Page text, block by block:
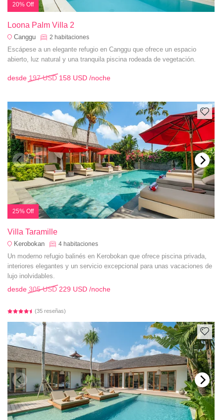
20% Off
Loona Palm Villa 2
Canggu 2 habitaciones
Escápese a un elegante refugio en Canggu que ofrece un espacio
abierto, luz natural y una tranquila piscina rodeada de vegetación.
desde 197 USD 158 USD /noche
25% Off
Villa Taramille
Kerobokan 4 habitaciones
Un moderno refugio balinés en Kerobokan que ofrece piscina privada,
interiores elegantes y un servicio excepcional para unas vacaciones de
lujo inolvidables.
desde 305 USD 229 USD /noche
(35 reseñas)